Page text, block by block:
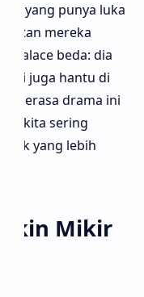
yang punya luka
mereka
Palace beda: dia
tapi juga hantu di
ngerasa drama ini
kita sering
yang lebih
Mikir